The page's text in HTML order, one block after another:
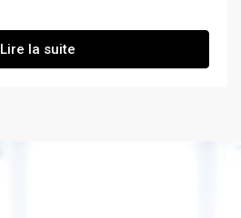
Lire la suite